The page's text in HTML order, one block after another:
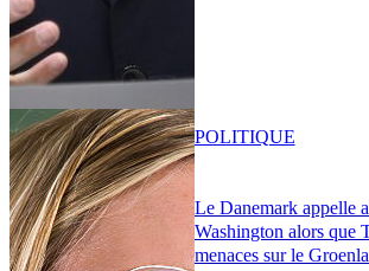
Le Danemark appelle
Washington alors que
menaces sur le
POLITIQUE